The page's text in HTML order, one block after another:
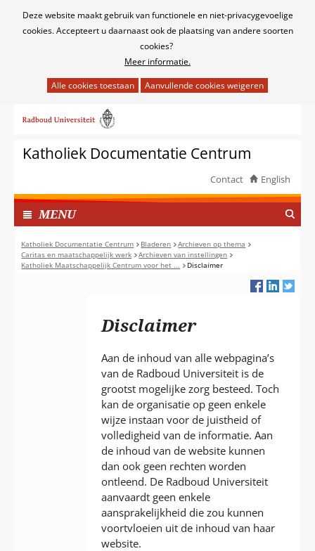
Cookies
Deze website maakt gebruik van functionele en niet-privacygevoelige
cookies. Accepteert u daarnaast ook de plaatsing van andere soorten
cookies?
Meer informatie.
het
van
cookies
deze
website
worden
toegestaan
of
geweigerd.
naar
inhoudKatholiek Documentatie Centrum
Contact English
MENUI
N
G
E
K
Katholiek Documentatie Centrum Bladeren
Archieven op thema
Caritas en maatschappelijk werk
Archieven van instellingen
Katholiek Maatschappelijk Centrum voor het ...
Disclaimer
Disclaimer
Aan de inhoud van alle webpagina’s
van de Radboud Universiteit is de
grootst mogelijke zorg besteed. Toch
kan de organisatie op geen enkele
wijze instaan voor de juistheid of
volledigheid van de informatie. Aan
de inhoud van de website kunnen
dan ook geen rechten worden
ontleend. De Radboud Universiteit
aanvaardt geen enkele
aansprakelijkheid die zou kunnen
voortvloeien uit de inhoud van haar
website.